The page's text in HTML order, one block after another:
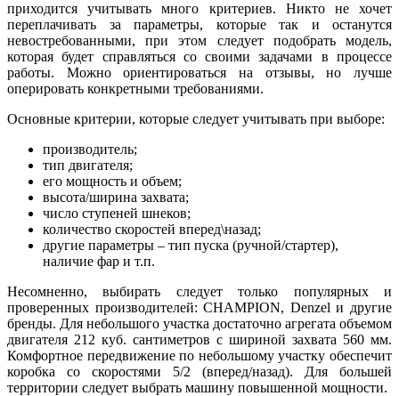
приходится учитывать много критериев. Никто не хочет
переплачивать за параметры, которые так и останутся
невостребованными, при этом следует подобрать модель,
которая будет справляться со своими задачами в процессе
работы. Можно ориентироваться на отзывы, но лучше
оперировать конкретными требованиями.
Основные критерии, которые следует учитывать при выборе:
производитель;
тип двигателя;
его мощность и объем;
высота/ширина захвата;
число ступеней шнеков;
количество скоростей вперед\назад;
другие параметры – тип пуска (ручной/стартер),
наличие фар и т.п.
Несомненно, выбирать следует только популярных и
проверенных производителей: CHAMPION, Denzel и другие
бренды. Для небольшого участка достаточно агрегата объемом
двигателя 212 куб. сантиметров с шириной захвата 560 мм.
Комфортное передвижение по небольшому участку обеспечит
коробка со скоростями 5/2 (вперед/назад). Для большей
территории следует выбрать машину повышенной мощности.